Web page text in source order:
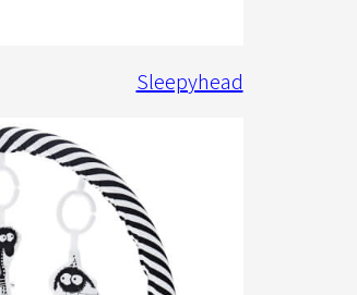
Sleepyhead